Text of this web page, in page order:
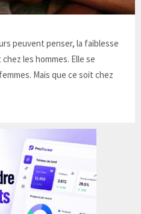
peuvent penser, la faiblesse
les hommes. Elle se
Mais que ce soit chez